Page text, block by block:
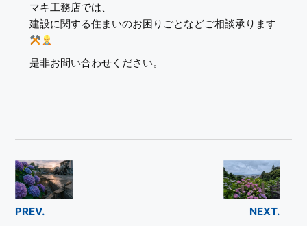
マキ工務店では、
建設に関する住まいのお困りごとなどご相談承ります
是非お問い合わせください。
PREV. NEXT.